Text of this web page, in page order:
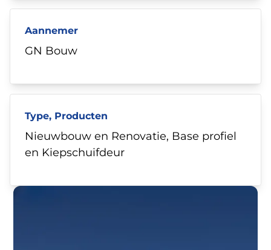
Aannemer
GN Bouw
Type, Producten
Nieuwbouw en Renovatie, Base profiel
en Kiepschuifdeur